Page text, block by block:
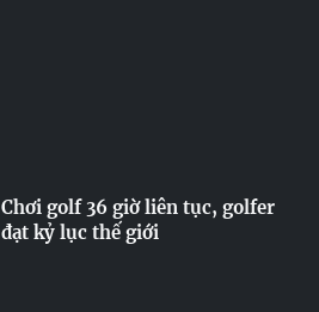
Chơi golf 36 giờ liên tục, golfer
đạt kỷ lục thế giới